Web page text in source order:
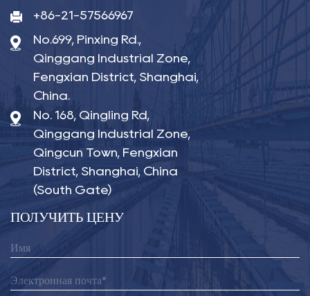
+86-21-57566967
No.699, Pinxing Rd.,
Qinggang Industrial Zone,
Fengxian District, Shanghai,
China.
No. 168, Qingling Rd,
Qinggang Industrial Zone,
Qingcun Town, Fengxian
District, Shanghai, China
(South Gate)
ПОЛУЧИТЬ ЦЕНУ